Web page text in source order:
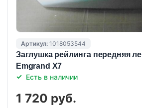
Артикул: 1018053544
Заглушка рейлинга передняя
Emgrand X7
Есть в наличии
1 720 руб.